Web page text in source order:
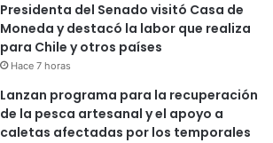
Presidenta del Senado visitó Casa de
Moneda y destacó la labor que realiza
para Chile y otros países
Hace 7 horas
Lanzan programa para la recuperación
de la pesca artesanal y el apoyo a
caletas afectadas por los temporales